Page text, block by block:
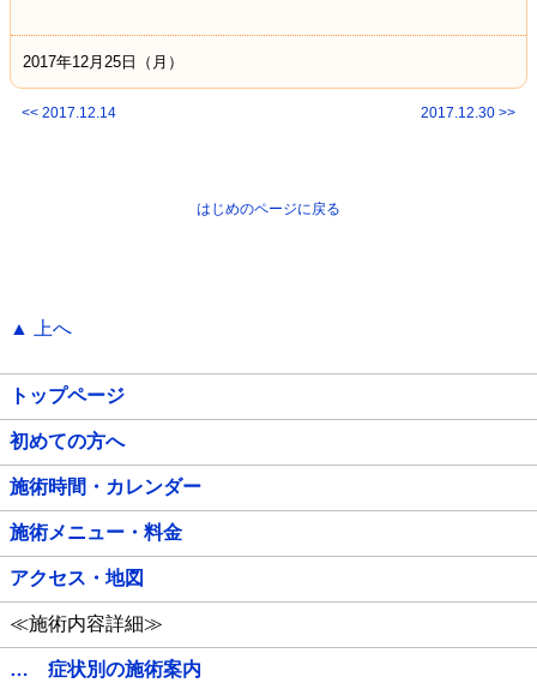
2017年12月25日（月）
<< 2017.12.14 2017.12.30 >>
はじめのページに戻る
▲ 上へ
トップページ
初めての方へ
施術時間・カレンダー
施術メニュー・料金
アクセス・地図
≪施術内容詳細≫
… 症状別の施術案内